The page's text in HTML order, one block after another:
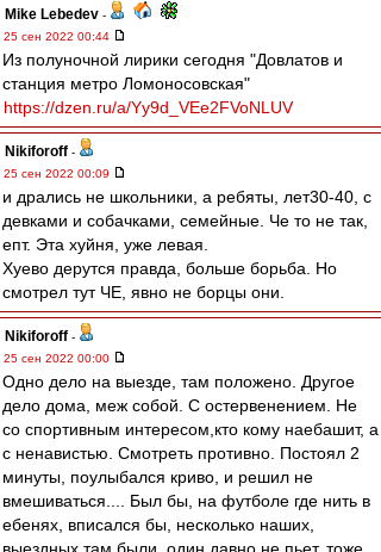
Mike Lebedev -
25 сен 2022 00:44
Из полуночной лирики сегодня "Довлатов и
станция метро Ломоносовская"
https://dzen.ru/a/Yy9d_VEe2FVoNLUV
Nikiforoff -
25 сен 2022 00:09
и дрались не школьники, а ребяты, лет30-40, с
девками и собачками, семейные. Че то не так,
епт. Эта хуйня, уже левая.
Хуево дерутся правда, больше борьба. Но
смотрел тут ЧЕ, явно не борцы они.
Nikiforoff -
25 сен 2022 00:00
Одно дело на выезде, там положено. Другое
дело дома, меж собой. С остервенением. Не
со спортивным интересом,кто кому наебашит, а
с ненавистью. Смотреть противно. Постоял 2
минуты, поулыбался криво, и решил не
вмешиваться.... Был бы, на футболе где нить в
ебенях, вписался бы, несколько наших,